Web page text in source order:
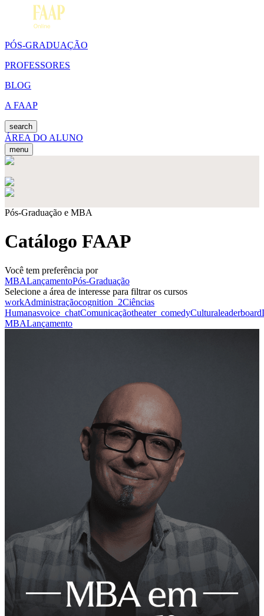
PÓS-GRADUAÇÃO
PROFESSORES
BLOG
A FAAP
search
ÁREA DO ALUNO
menu
Pós-Graduação e MBA
Catálogo FAAP
Você tem preferência por
MBALançamentoPós-Graduação
Selecione a área de interesse para filtrar os cursos
workAdministraçãocognition_2Ciências
Humanasvoice_chatComunicaçãotheater_comedyCulturaleaderboard
MBALançamento